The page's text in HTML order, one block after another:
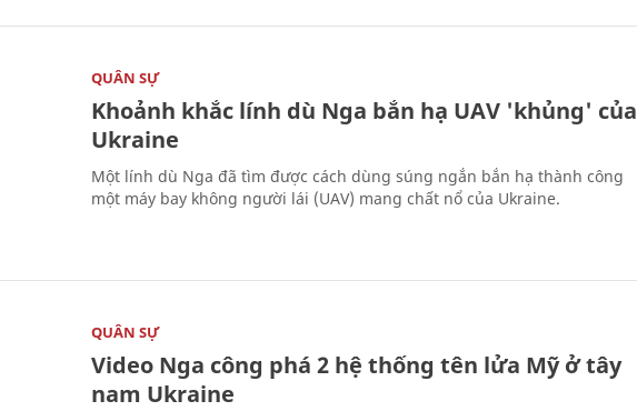
QUÂN SỰ
Khoảnh khắc lính dù Nga bắn hạ UAV 'khủng' của
Ukraine
Một lính dù Nga đã tìm được cách dùng súng ngắn bắn hạ thành công
một máy bay không người lái (UAV) mang chất nổ của Ukraine.
QUÂN SỰ
Video Nga công phá 2 hệ thống tên lửa Mỹ ở tây
nam Ukraine